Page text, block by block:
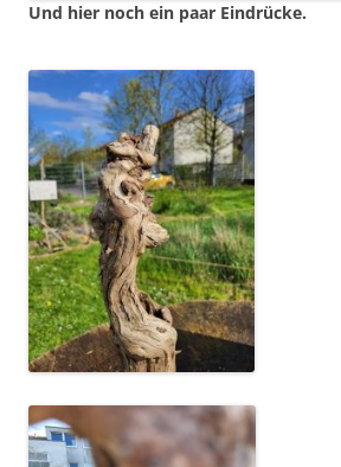
Und hier noch ein paar Eindrücke.